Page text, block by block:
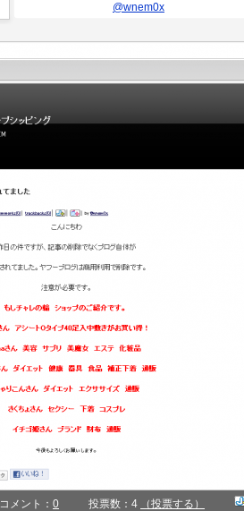
@wnem0x
コメント： 0 投票数：4 （投票する）